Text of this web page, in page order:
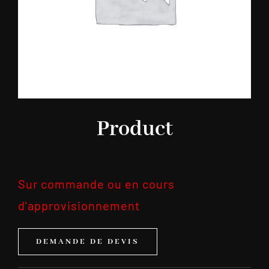
Product
Sur commande ou en cours
d'approvisionnement
DEMANDE DE DEVIS